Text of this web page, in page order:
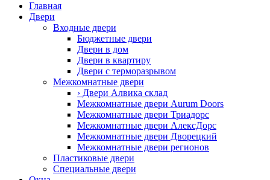
Главная
Двери
Входные двери
Бюджетные двери
Двери в дом
Двери в квартиру
Двери с терморазрывом
Межкомнатные двери
› Двери Алвика склад
Межкомнатные двери Aurum Doors
Межкомнатные двери Триадорс
Межкомнатные двери АлексДорс
Межкомнатные двери Дворецкий
Межкомнатные двери регионов
Пластиковые двери
Специальные двери